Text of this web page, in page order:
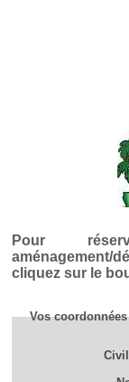
Pour
cliquez sur le
Vos coordonnées